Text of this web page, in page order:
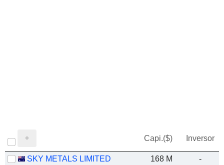
Capi.($) Inversor
SKY METALS LIMITED 168 M
-